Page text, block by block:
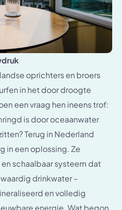
oprichters en broers
in het door droogte
een vraag hen ineens trof:
is door oceaanwater
Terug in Nederland
in een oplossing. Ze
schaalbaar systeem dat
drinkwater –
en volledig
energie. Wat begon